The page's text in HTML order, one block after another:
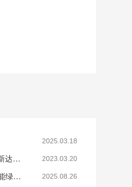
2025.03.18
喜讯丨星如雨科技董事长常虎荣获河南省企业“创新达人”！ 2023.03.20
鹤壁市住建局一行20余人前往星如雨调研 科技赋能绿色低碳发展 2025.08.26